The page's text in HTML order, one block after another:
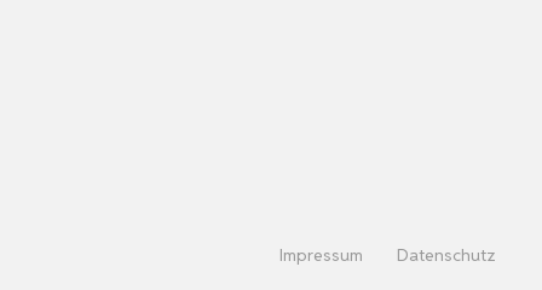
Impressum Datenschutz